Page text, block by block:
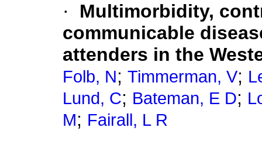
·
Multimorbidity,
communicable
attenders in the
Folb, N; Timmerman, V;
Lund, C; Bateman, E D;
M; Fairall, L R